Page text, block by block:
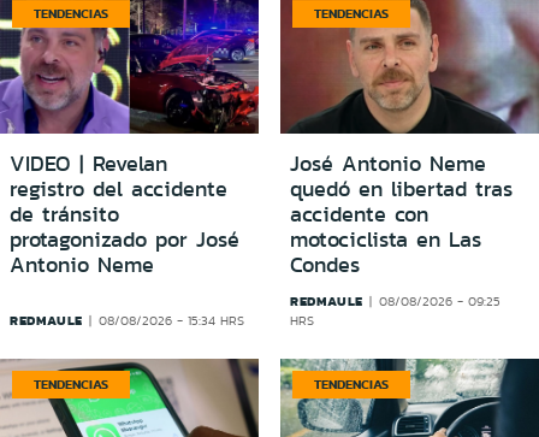
TENDENCIAS
VIDEO | Revelan
registro del accidente
de tránsito
protagonizado por José
Antonio Neme
REDMAULE 08/08/2026 - 15:34 HRS
TENDENCIAS
José Antonio Neme
quedó en libertad tras
accidente con
motociclista en Las
Condes
REDMAULE
08/08/2026 - 09:25
HRS
TENDENCIAS TENDENCIAS